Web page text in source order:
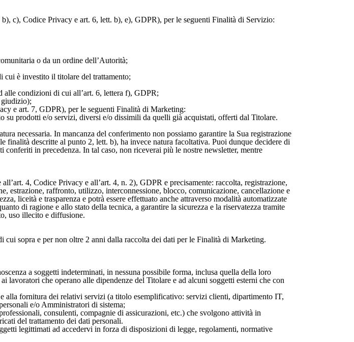
c), Codice Privacy e art. 6, lett. b), e), GDPR), per le seguenti Finalità di Servizio:
o da un ordine dell’Autorità;
cui è investito il titolare del trattamento;
alle condizioni di cui all’art. 6, lettera f), GDPR;
e art. 7, GDPR), per le seguenti Finalità di Marketing:
prodotti e/o servizi, diversi e/o dissimili da quelli già acquistati, offerti dal Titolare.
necessaria. In mancanza del conferimento non possiamo garantire la Sua registrazione
descritte al punto 2, lett. b), ha invece natura facoltativa. Puoi dunque decidere di
in precedenza. In tal caso, non riceverai più le nostre newsletter, mentre
4, Codice Privacy e all’art. 4, n. 2), GDPR e precisamente: raccolta, registrazione,
estrazione, raffronto, utilizzo, interconnessione, blocco, comunicazione, cancellazione e
liceità e trasparenza e potrà essere effettuato anche attraverso modalità automatizzate
di ragione e allo stato della tecnica, a garantire la sicurezza e la riservatezza tramite
uso illecito e diffusione.
sopra e per non oltre 2 anni dalla raccolta dei dati per le Finalità di Marketing.
a soggetti indeterminati, in nessuna possibile forma, inclusa quella della loro
lavoratori che operano alle dipendenze del Titolare e ad alcuni soggetti esterni che con
alla fornitura dei relativi servizi (a titolo esemplificativo: servizi clienti, dipartimento IT,
e/o Amministratori di sistema;
consulenti, compagnie di assicurazioni, etc.) che svolgono attività in
del trattamento dei dati personali.
legittimati ad accedervi in forza di disposizioni di legge, regolamenti, normative